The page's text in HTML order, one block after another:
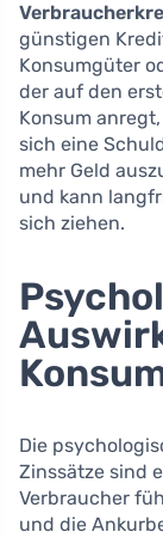
günstigen
Konsumgüter
der auf den
Konsum
sich eine
mehr Geld
und kann
sich ziehen.
Die
Zinssätze sind
Verbraucher
und die